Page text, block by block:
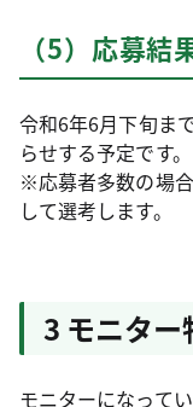
（5）応募結
令和6年6月下旬ま
らせする予定です。
※応募者多数の場
して選考します。
3 モニター
モニターになって